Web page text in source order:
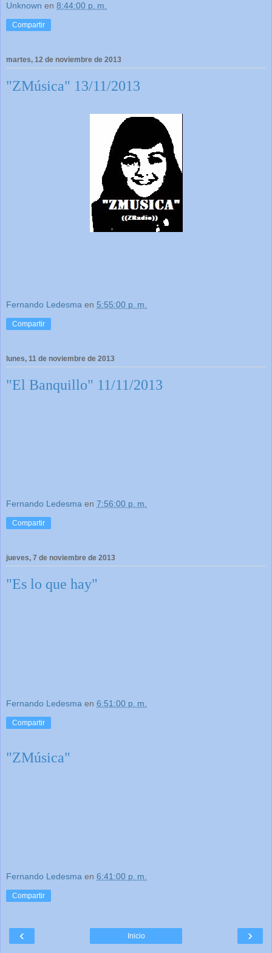
Unknown en 8:44:00 p. m.
Compartir
martes, 12 de noviembre de 2013
"ZMúsica" 13/11/2013
Fernando Ledesma en 5:55:00 p. m.
Compartir
lunes, 11 de noviembre de 2013
"El Banquillo" 11/11/2013
Fernando Ledesma en 7:56:00 p. m.
Compartir
jueves, 7 de noviembre de 2013
"Es lo que hay"
Fernando Ledesma en 6:51:00 p. m.
Compartir
"ZMúsica"
Fernando Ledesma en 6:41:00 p. m.
Compartir
‹ ›
Inicio